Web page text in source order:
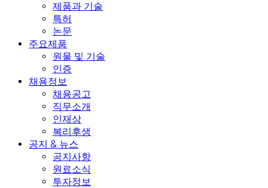
제품과 기술
특허
논문
주요제품
원물 및 기술
인증
채용정보
채용공고
직무소개
인재상
복리후생
공지 & 뉴스
공지사항
원료소식
투자정보